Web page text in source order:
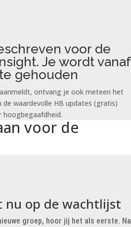
voor de
Je wordt vanaf
gehouden
ontvang je ook meteen het
waardevolle HB updates (gratis)
voor de
nu op de wachtlijst
groep, hoor jij het als eerste. Na